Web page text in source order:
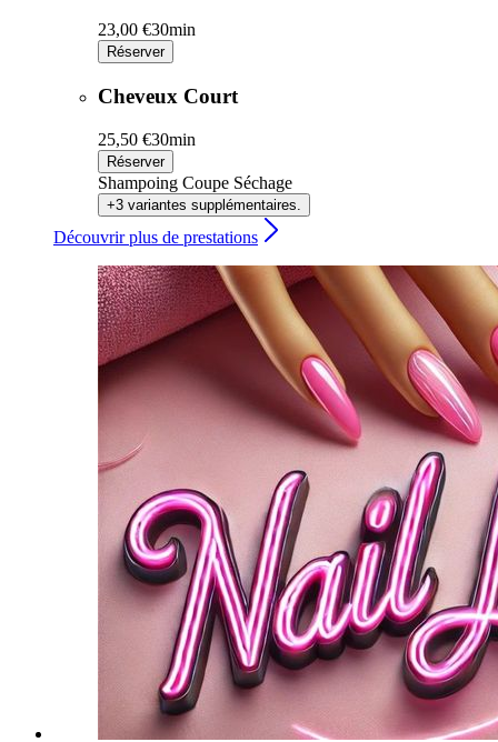
23,00 €30min
Réserver
Cheveux Court
25,50 €30min
Réserver
Shampoing Coupe Séchage
+3 variantes supplémentaires.
Découvrir plus de prestations